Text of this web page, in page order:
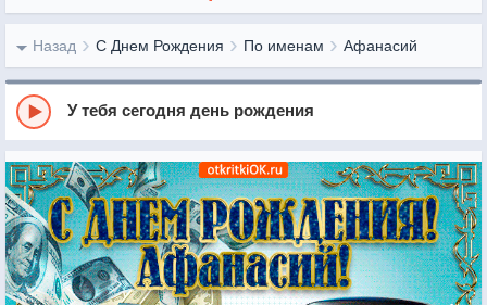
Назад С Днем Рождения По именам Афанасий
У тебя сегодня день рождения